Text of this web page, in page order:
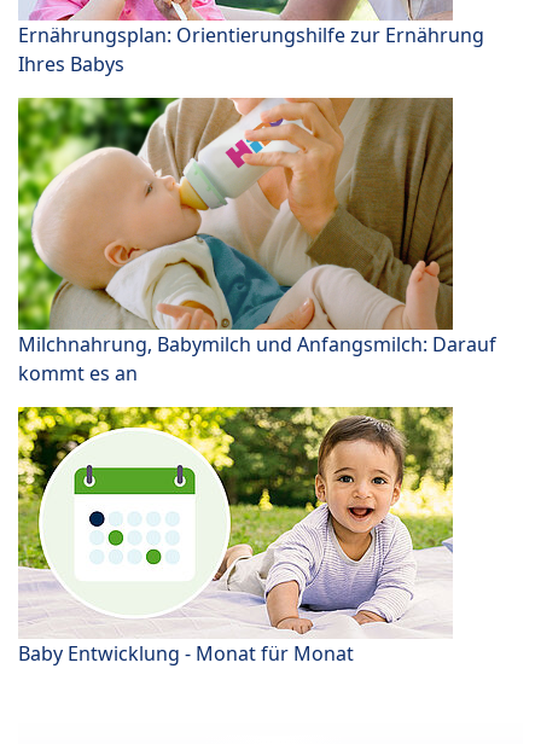
Ernährungsplan: Orientierungshilfe zur Ernährung
Ihres Babys
Milchnahrung, Babymilch und Anfangsmilch: Darauf
kommt es an
Baby Entwicklung - Monat für Monat